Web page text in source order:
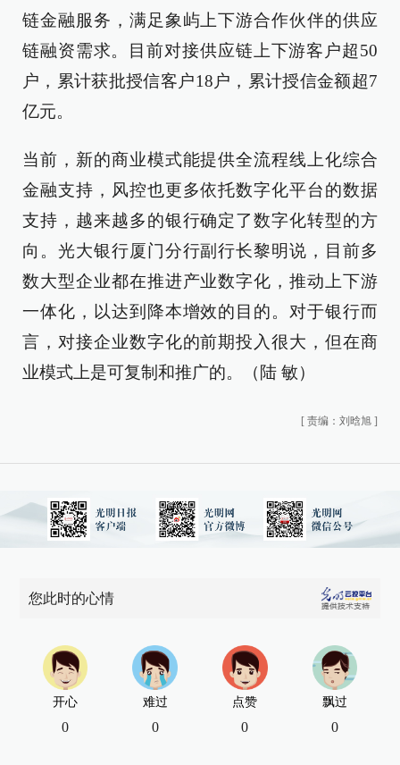
链金融服务，满足象屿上下游合作伙伴的供应
链融资需求。目前对接供应链上下游客户超50
户，累计获批授信客户18户，累计授信金额超7
亿元。
当前，新的商业模式能提供全流程线上化综合
金融支持，风控也更多依托数字化平台的数据
支持，越来越多的银行确定了数字化转型的方
向。光大银行厦门分行副行长黎明说，目前多
数大型企业都在推进产业数字化，推动上下游
一体化，以达到降本增效的目的。对于银行而
言，对接企业数字化的前期投入很大，但在商
业模式上是可复制和推广的。（陆 敏）
[ 责编：刘晗旭 ]
您此时的心情
开心
0
难过
0
点赞
0
飘过
0